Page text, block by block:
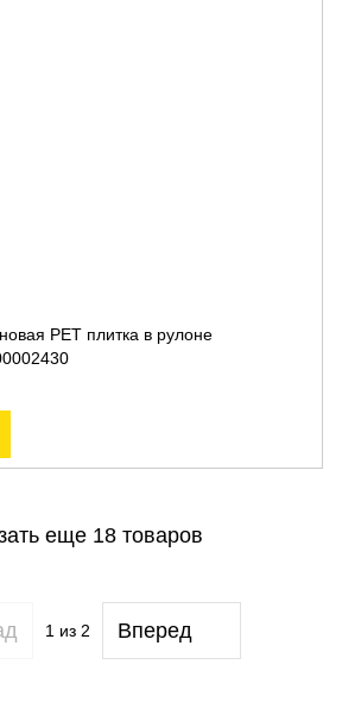
PET плитка в рулоне
еще 18 товаров
1из 2 Вперед